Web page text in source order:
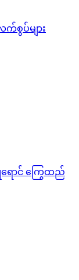
စွပ်များ
ရောင် ကြွေထည်